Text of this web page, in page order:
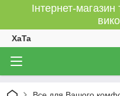
Інтернет-
XaTa